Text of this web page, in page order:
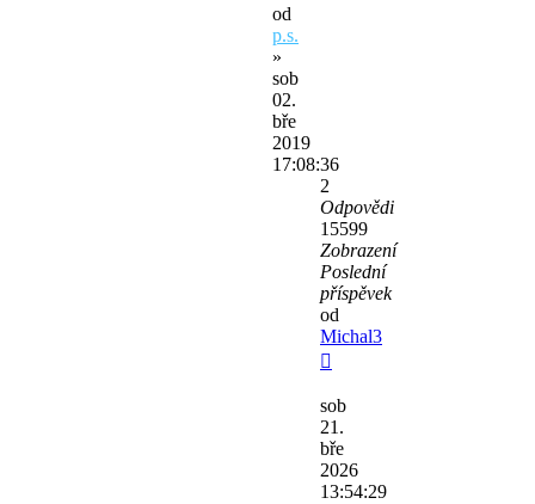
od
p.s.
»
sob
02.
bře
2019
17:08:36
2
Odpovědi
15599
Zobrazení
Poslední
příspěvek
od
Michal3
sob
21.
bře
2026
13:54:29